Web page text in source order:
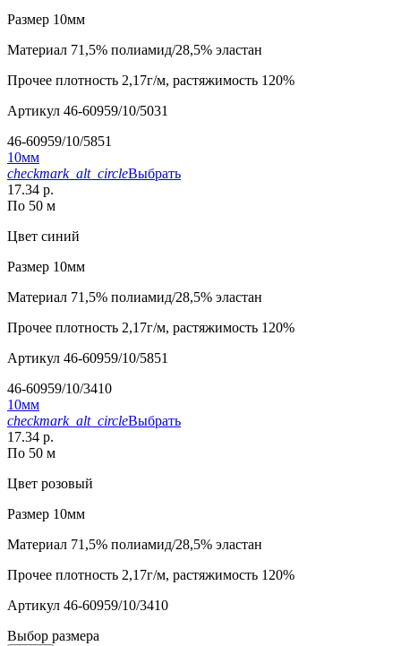
Размер 10мм
Материал 71,5% полиамид/28,5% эластан
Прочее плотность 2,17г/м, растяжимость 120%
Артикул 46-60959/10/5031
46-60959/10/5851
10мм
checkmark_alt_circleВыбрать
17.34 р.
По 50 м
Цвет синий
Размер 10мм
Материал 71,5% полиамид/28,5% эластан
Прочее плотность 2,17г/м, растяжимость 120%
Артикул 46-60959/10/5851
46-60959/10/3410
10мм
checkmark_alt_circleВыбрать
17.34 р.
По 50 м
Цвет розовый
Размер 10мм
Материал 71,5% полиамид/28,5% эластан
Прочее плотность 2,17г/м, растяжимость 120%
Артикул 46-60959/10/3410
Выбор размера